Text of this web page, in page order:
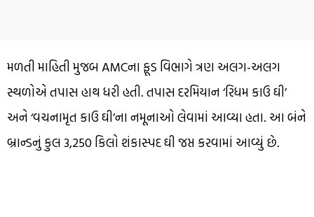
મળતી માહિતી મુજબ AMCના ફૂડ વિભાગે ત્રણ અલગ-અલગ
સ્થળોએ તપાસ હાથ ધરી હતી. તપાસ દરમિયાન ‘રિધમ કાઉ ઘી’
અને ‘વચનામૃત કાઉ ઘી’ના નમૂનાઓ લેવામાં આવ્યા હતા. આ બંને
બ્રાન્ડનું કુલ 3,250 કિલો શંકાસ્પદ ઘી જપ્ત કરવામાં આવ્યું છે.